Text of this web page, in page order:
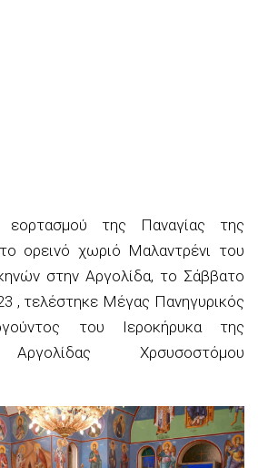
της Παναγίας της
ορεινό χωριό Μαλαντρένι του
στην Αργολίδα, το Σάββατο
, τελέστηκε Μέγας Πανηγυρικός
του Ιεροκήρυκα της
Χρσυσοστόμου